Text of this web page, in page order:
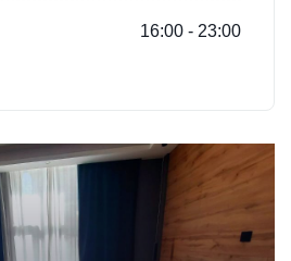
16:00 - 23:00